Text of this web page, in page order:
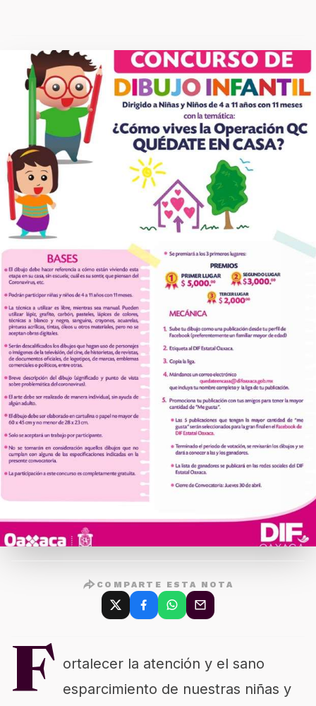
COMPARTE ESTA NOTA
F ortalecer la atención y el sano
esparcimiento de nuestras niñas y